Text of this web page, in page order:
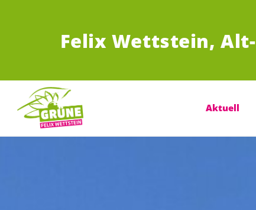
Felix Wettstein, Alt-
Aktuell